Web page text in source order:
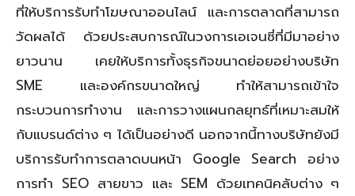
ที่ให้บริการรับทำโฆษณาออนไลน์ และการตลาดที่สามารถ
วัดผลได้ ด้วยประสบการณ์ในวงการเอเจนซี่ที่มีมาอย่าง
ยาวนาน เคยให้บริการทั้งธุรกิจขนาดย่อยอย่างบริษัท
SME และองค์กรขนาดใหญ่ ทำให้สามารถเข้าใจ
กระบวนการทำงาน และการวางแผนกลยุทธ์ที่เหมาะสมให้
กับแบรนด์ต่าง ๆ ได้เป็นอย่างดี นอกจากนี้ทางบริษัทยังมี
บริการรับทำการตลาดบนหน้า Google Search อย่าง
การทำ SEO สายขาว และ SEM ด้วยเทคนิคลับต่าง ๆ